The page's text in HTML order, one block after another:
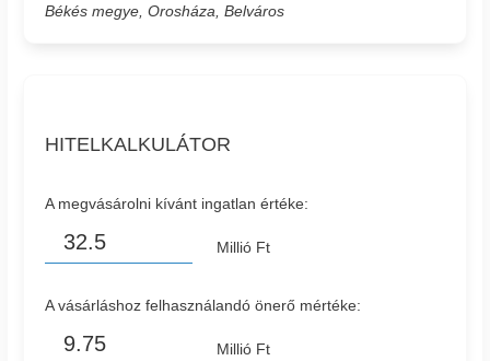
Békés megye, Orosháza, Belváros
HITELKALKULÁTOR
A megvásárolni kívánt ingatlan értéke:
Millió Ft
A vásárláshoz felhasználandó önerő mértéke:
Millió Ft